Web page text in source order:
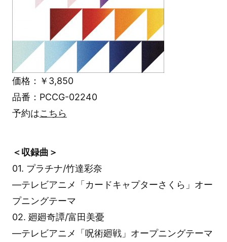
価格：￥3,850
品番：PCCG-02240
予約はこちら
＜収録曲＞
01. プラチナ/竹達彩奈
―テレビアニメ「カードキャプターさくら」オー
プニングテーマ
02. 廻廻奇譚/富田美憂
―テレビアニメ「呪術廻戦」オープニングテーマ